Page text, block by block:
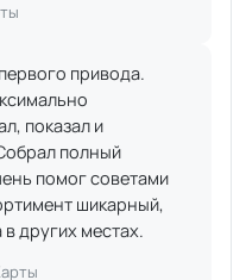
привода.
показал и
полный
помог советами
шикарный,
других местах.